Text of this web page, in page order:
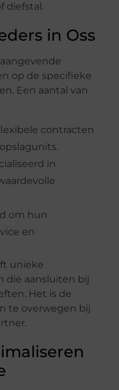
diefstal.
in Oss
op de specifieke
Een aantal van
contracten
in
om hun
en
unieke
die aansluiten bij
Het is de
te overwegen bij